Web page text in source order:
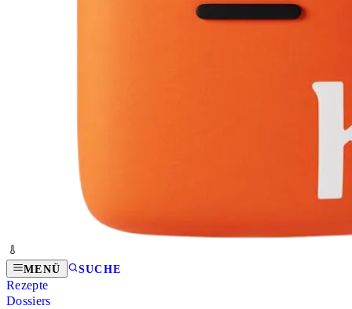
MENÜ SUCHE
Rezepte
Dossiers